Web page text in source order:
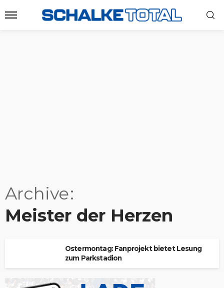
Archive
Meister der Herzen
Ostermontag: Fanprojekt bietet Lesung
zum Parkstadion